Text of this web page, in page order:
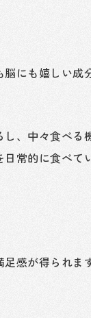
にも嬉しい成
、中々食べる
常的に食べて
感が得られま